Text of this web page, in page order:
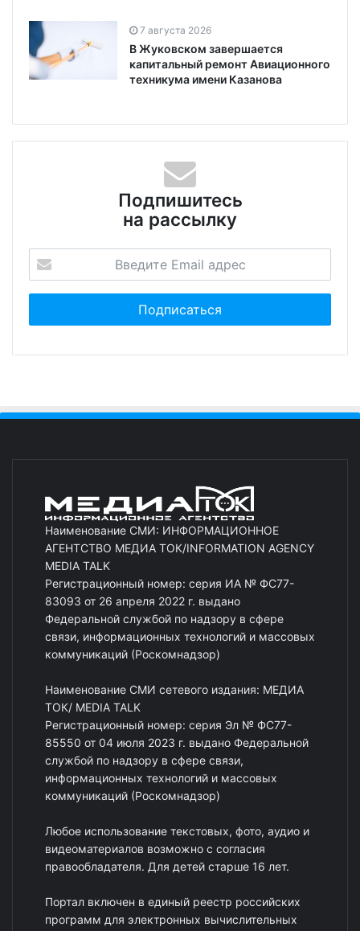
7 августа 2026
В Жуковском завершается
капитальный ремонт Авиационного
техникума имени Казанова
Подпишитесь
на рассылку
Наименование СМИ: ИНФОРМАЦИОННОЕ
АГЕНТСТВО МЕДИА ТОК/INFORMATION AGENCY
MEDIA TALK
Регистрационный номер: серия ИА № ФС77-
83093 от 26 апреля 2022 г. выдано
Федеральной службой по надзору в сфере
связи, информационных технологий и массовых
коммуникаций (Роскомнадзор)
Наименование СМИ сетевого издания: МЕДИА
ТОК/ MEDIA TALK
Регистрационный номер: серия Эл № ФС77-
85550 от 04 июля 2023 г. выдано Федеральной
службой по надзору в сфере связи,
информационных технологий и массовых
коммуникаций (Роскомнадзор)
Любое использование текстовых, фото, аудио и
видеоматериалов возможно с согласия
правообладателя. Для детей старше 16 лет.
Портал включен в единый реестр российских
программ для электронных вычислительных